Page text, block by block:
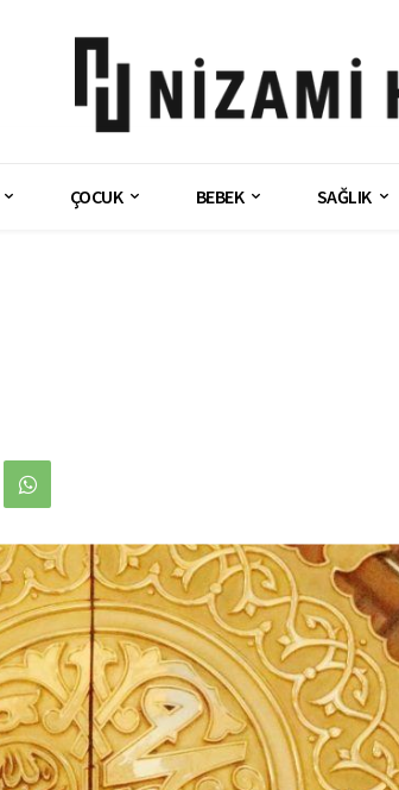
ÇOCUK BEBEK SAĞLIK